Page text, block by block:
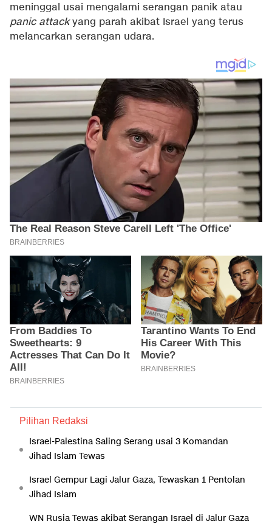
meninggal usai mengalami serangan panik atau
panic attackyang parah akibat Israel yang terus
melancarkan serangan udara.
Pilihan Redaksi
Israel-Palestina Saling Serang usai 3 Komandan
Jihad Islam Tewas
Israel Gempur Lagi Jalur Gaza, Tewaskan 1 Pentolan
Jihad Islam
WN Rusia Tewas akibat Serangan Israel di Jalur Gaza